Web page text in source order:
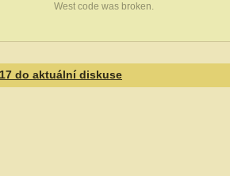
West code was broken.
do aktuální diskuse